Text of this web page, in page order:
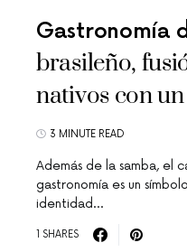
Gastronomía
brasileño,
nativos con
3 MINUTE READ
Además de la samba, el
gastronomía es un
identidad…
1 SHARES